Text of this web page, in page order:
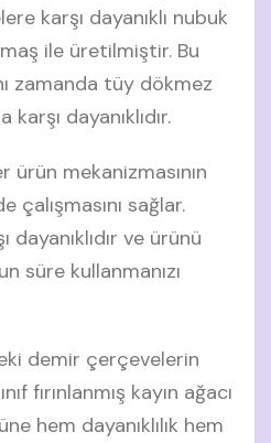
karşı dayanıklı nubuk
ile üretilmiştir. Bu
zamanda tüy dökmez
dayanıklıdır.
mekanizmasının
çalışmasını sağlar.
dayanıklıdır ve ürünü
süre kullanmanızı
demir çerçevelerin
fırınlanmış kayın ağacı
hem dayanıklılık hem